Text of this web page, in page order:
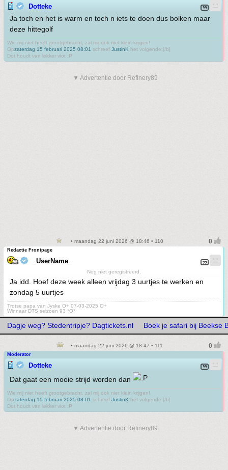
Dotteke
Ja toch en het is warm en toch n iets te doen dus bolken maar
deze hittegolf
Wie mij niet heeft grootgebracht, zal mij ook niet klein krijgen!
Opzaterdag 15 februari 2025 08:01 schreef JustinK het volgende:[/b]
Dot houdt van lekker vlot :P
▼ Advertentie door Refinery89
• maandag 22 juni 2026 @ 18:46 • 110
Redactie Frontpage
_UserName_
Nog niet geregistreerd.
Ja idd. Hoef deze week alleen vrijdag 3 uurtjes te werken en
zondag 5 uurtjes
Trotse papa van Jyske O+ 07-03-2025 O+
Winnaar DTS seizoen 93 *O*
Dagje weg? Stedentripje? Dagtickets.nl Boek je safari bij Beekse
• maandag 22 juni 2026 @ 18:47 • 111
Moderator
Dotteke
Dat gaat een mooie strijd worden dan
Wie mij niet heeft grootgebracht, zal mij ook niet klein krijgen!
Opzaterdag 15 februari 2025 08:01 schreef JustinK het volgende:[/b]
Dot houdt van lekker vlot :P
▼ Advertentie door Refinery89